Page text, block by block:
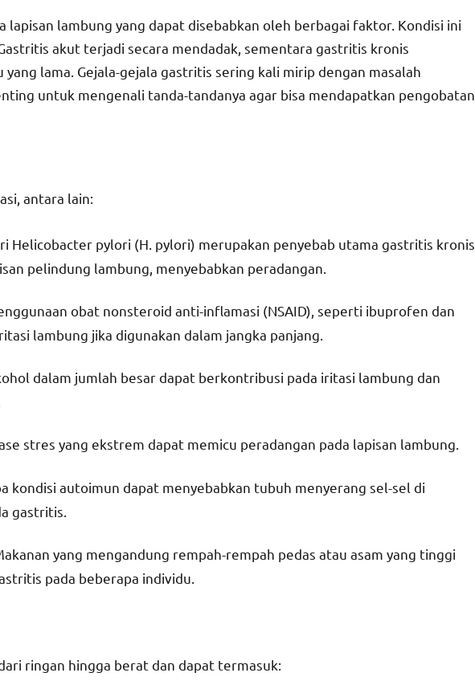
lapisan lambung yang dapat disebabkan oleh berbagai faktor. Kondisi ini
akut terjadi secara mendadak, sementara gastritis kronis
lama. Gejala-gejala gastritis sering kali mirip dengan masalah
untuk mengenali tanda-tandanya agar bisa mendapatkan pengobatan
antara lain:
Helicobacter pylori (H. pylori) merupakan penyebab utama gastritis kronis.
pelindung lambung, menyebabkan peradangan.
obat nonsteroid anti-inflamasi (NSAID), seperti ibuprofen dan
lambung jika digunakan dalam jangka panjang.
dalam jumlah besar dapat berkontribusi pada iritasi lambung dan
stres yang ekstrem dapat memicu peradangan pada lapisan lambung.
kondisi autoimun dapat menyebabkan tubuh menyerang sel-sel di
gastritis.
yang mengandung rempah-rempah pedas atau asam yang tinggi
pada beberapa individu.
ringan hingga berat dan dapat termasuk: